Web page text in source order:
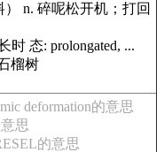
n. 碎呢松开机；打回
时 态: prolongated, ...
榴树
deformation的意思
思
的意思